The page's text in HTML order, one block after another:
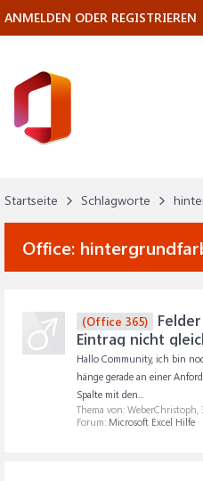
Startseite Schlagworte
Office:
(Office 365)
Eintrag nicht
Hallo Community, ich bin
hänge gerade an einer
Spalte mit den...
Thema von: WeberChristoph,
Forum: Microsoft Excel Hilfe
ANMELDEN ODER REGISTRIEREN